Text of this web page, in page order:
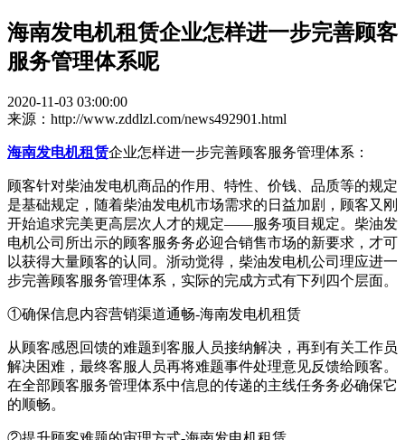
海南发电机租赁企业怎样进一步完善顾客
服务管理体系呢
2020-11-03 03:00:00
来源：http://www.zddlzl.com/news492901.html
海南发电机租赁企业怎样进一步完善顾客服务管理体系：
顾客针对柴油发电机商品的作用、特性、价钱、品质等的规定
是基础规定，随着柴油发电机市场需求的日益加剧，顾客又刚
开始追求完美更高层次人才的规定——服务项目规定。柴油发
电机公司所出示的顾客服务务必迎合销售市场的新要求，才可
以获得大量顾客的认同。浙动觉得，柴油发电机公司理应进一
步完善顾客服务管理体系，实际的完成方式有下列四个层面。
①确保信息内容营销渠道通畅-海南发电机租赁
从顾客感恩回馈的难题到客服人员接纳解决，再到有关工作员
解决困难，最终客服人员再将难题事件处理意见反馈给顾客。
在全部顾客服务管理体系中信息的传递的主线任务务必确保它
的顺畅。